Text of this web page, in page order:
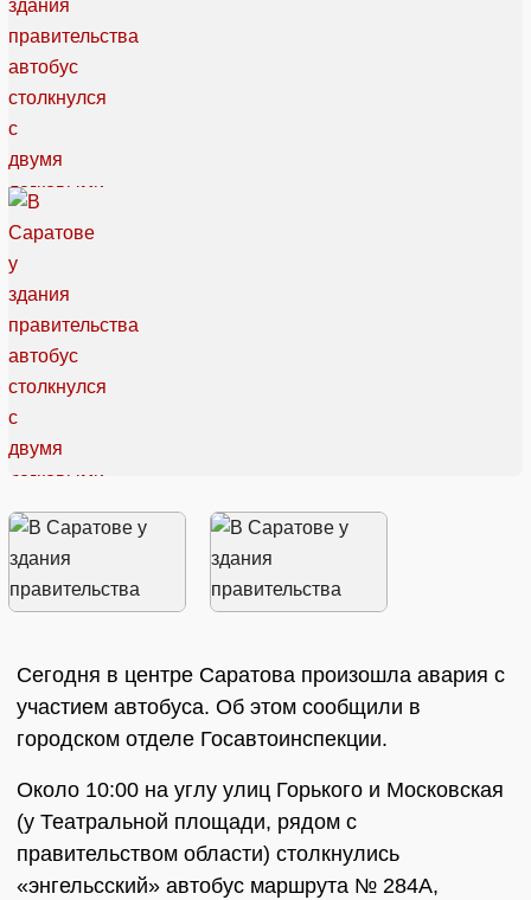
Сегодня в центре Саратова произошла авария с
участием автобуса. Об этом сообщили в
городском отделе Госавтоинспекции.
Около 10:00 на углу улиц Горького и Московская
(у Театральной площади, рядом с
правительством области) столкнулись
«энгельсский» автобус маршрута № 284А,